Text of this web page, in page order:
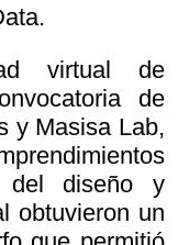
virtual de
de
y Masisa Lab,
del diseño y
obtuvieron un